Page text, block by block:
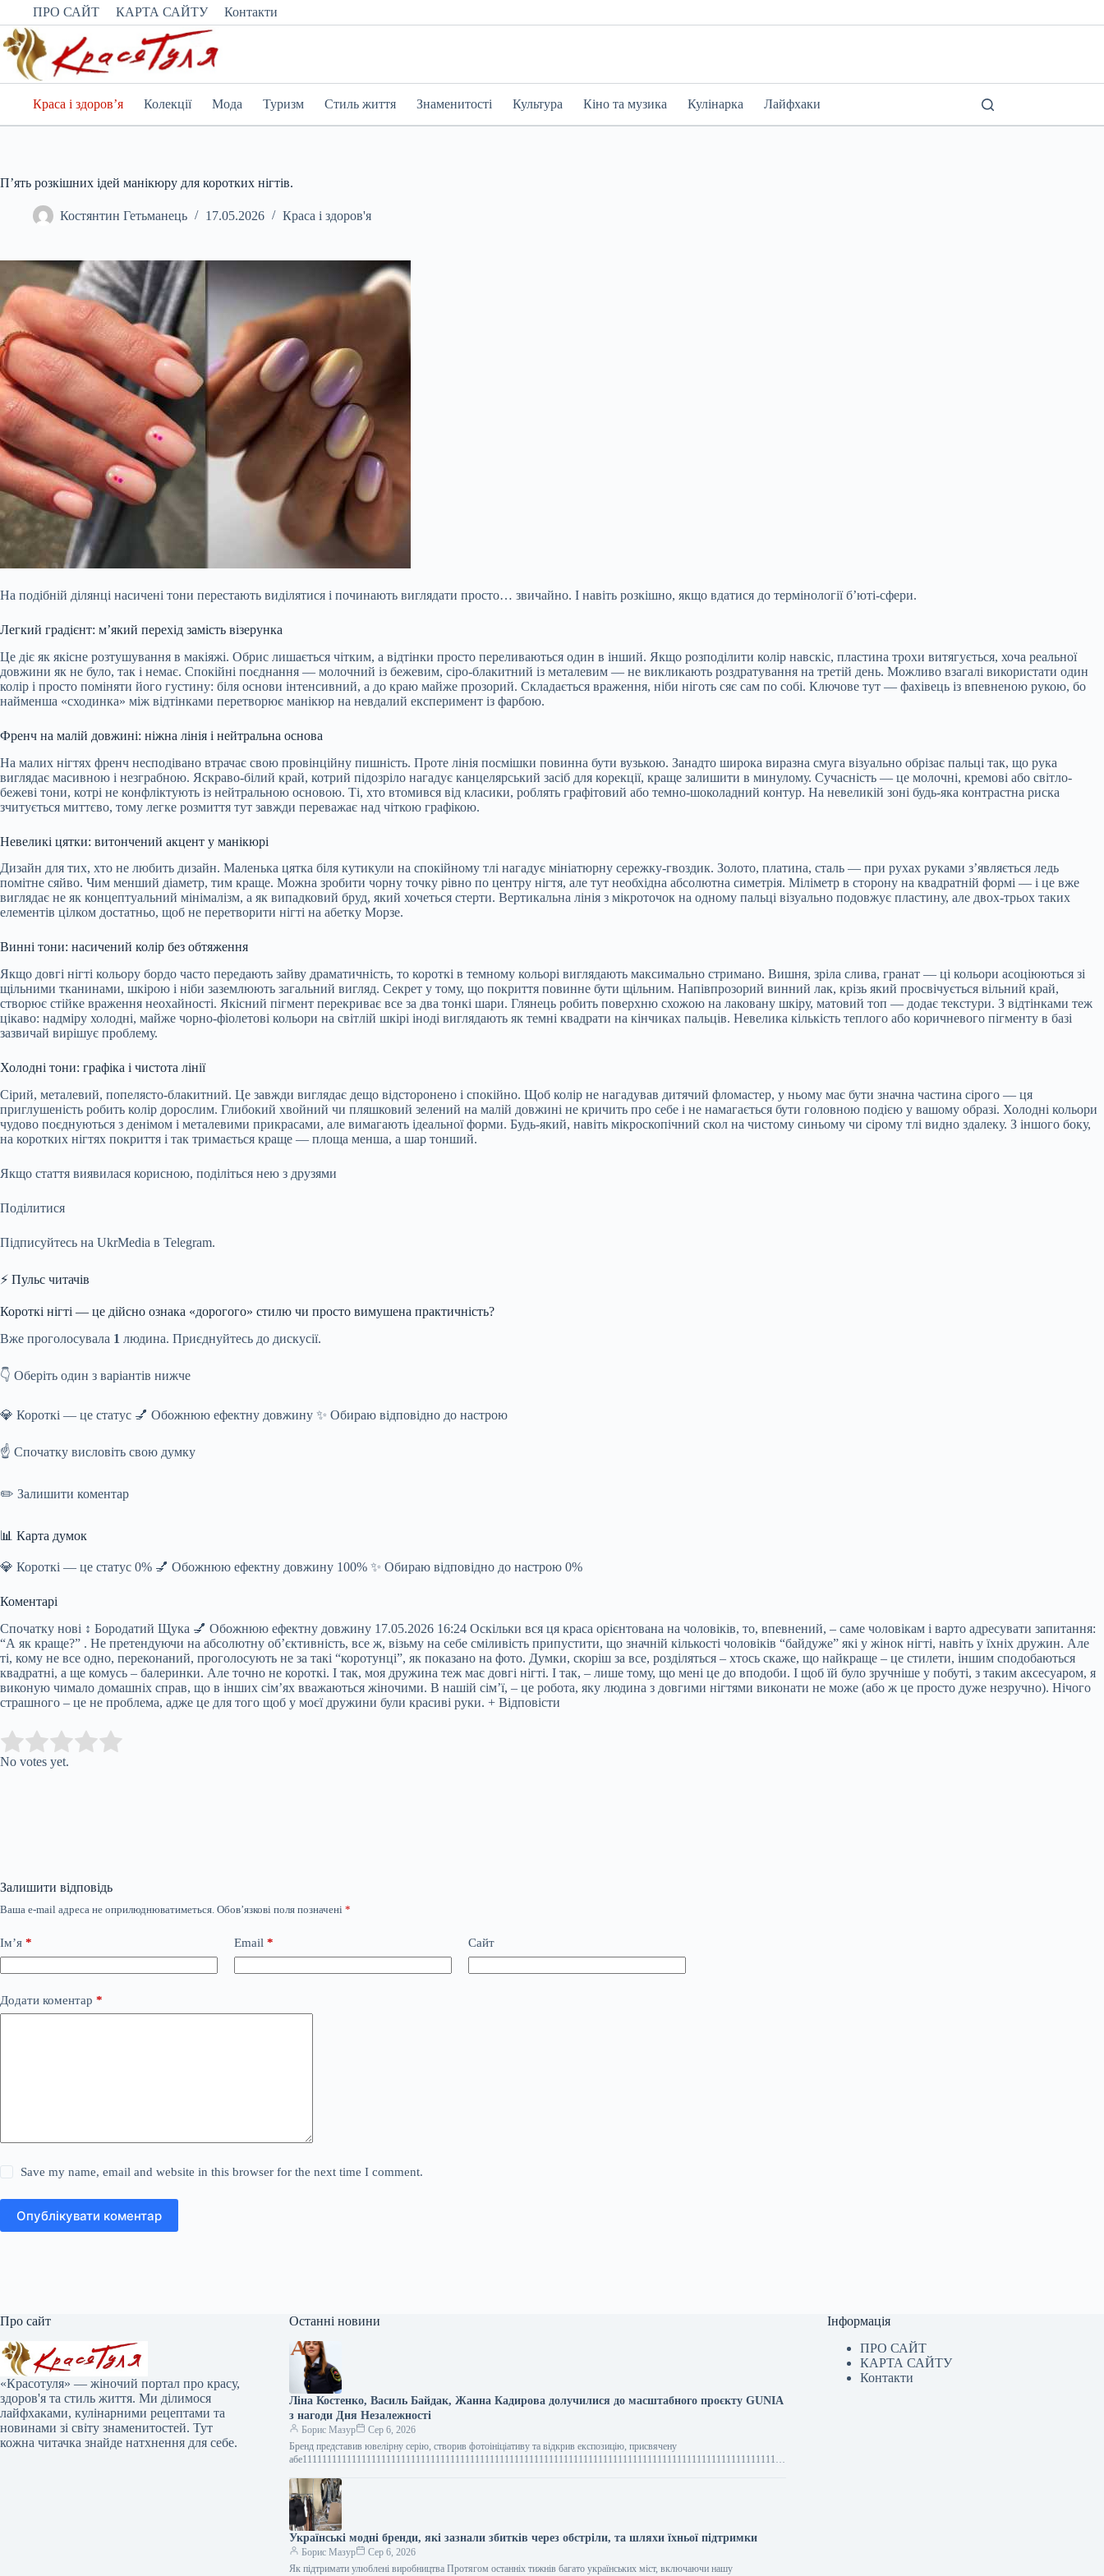
Перейти
вмісту
ПРО САЙТ КАРТА САЙТУ Контакти
Краса і здоров’я Колекції Мода Туризм Стиль життя Знаменитості Культура Кіно та музика Кулінарка Лайфхаки
П’ять розкішних ідей манікюру для коротких нігтів.
Костянтин Гетьманець 17.05.2026 Краса і здоров'я
На подібній ділянці насичені тони перестають виділятися і починають виглядати просто… звичайно. І навіть розкішно, якщо вдатися до термінології б’юті-сфери.
Легкий градієнт: м’який перехід замість візерунка
Це діє як якісне розтушування в макіяжі. Обрис лишається чітким, а відтінки просто переливаються один в інший. Якщо розподілити колір навскіс, пластина трохи витягується, хоча реальної
довжини як не було, так і немає. Спокійні поєднання — молочний із бежевим, сіро-блакитний із металевим — не викликають роздратування на третій день. Можливо взагалі використати один
колір і просто поміняти його густину: біля основи інтенсивний, а до краю майже прозорий. Складається враження, ніби ніготь сяє сам по собі. Ключове тут — фахівець із впевненою рукою, бо
найменша «сходинка» між відтінками перетворює манікюр на невдалий експеримент із фарбою.
Френч на малій довжині: ніжна лінія і нейтральна основа
На малих нігтях френч несподівано втрачає свою провінційну пишність. Проте лінія посмішки повинна бути вузькою. Занадто широка виразна смуга візуально обрізає пальці так, що рука
виглядає масивною і незграбною. Яскраво-білий край, котрий підозріло нагадує канцелярський засіб для корекції, краще залишити в минулому. Сучасність — це молочні, кремові або світло-
бежеві тони, котрі не конфліктують із нейтральною основою. Ті, хто втомився від класики, роблять графітовий або темно-шоколадний контур. На невеликій зоні будь-яка контрастна риска
зчитується миттєво, тому легке розмиття тут завжди переважає над чіткою графікою.
Невеликі цятки: витончений акцент у манікюрі
Дизайн для тих, хто не любить дизайн. Маленька цятка біля кутикули на спокійному тлі нагадує мініатюрну сережку-гвоздик. Золото, платина, сталь — при рухах руками з’являється ледь
помітне сяйво. Чим менший діаметр, тим краще. Можна зробити чорну точку рівно по центру нігтя, але тут необхідна абсолютна симетрія. Міліметр в сторону на квадратній формі — і це вже
виглядає не як концептуальний мінімалізм, а як випадковий бруд, який хочеться стерти. Вертикальна лінія з мікроточок на одному пальці візуально подовжує пластину, але двох-трьох таких
елементів цілком достатньо, щоб не перетворити нігті на абетку Морзе.
Винні тони: насичений колір без обтяження
Якщо довгі нігті кольору бордо часто передають зайву драматичність, то короткі в темному кольорі виглядають максимально стримано. Вишня, зріла слива, гранат — ці кольори асоціюються зі
щільними тканинами, шкірою і ніби заземлюють загальний вигляд. Секрет у тому, що покриття повинне бути щільним. Напівпрозорий винний лак, крізь який просвічується вільний край,
створює стійке враження неохайності. Якісний пігмент перекриває все за два тонкі шари. Глянець робить поверхню схожою на лаковану шкіру, матовий топ — додає текстури. З відтінками теж
цікаво: надміру холодні, майже чорно-фіолетові кольори на світлій шкірі іноді виглядають як темні квадрати на кінчиках пальців. Невелика кількість теплого або коричневого пігменту в базі
зазвичай вирішує проблему.
Холодні тони: графіка і чистота лінії
Сірий, металевий, попелясто-блакитний. Це завжди виглядає дещо відсторонено і спокійно. Щоб колір не нагадував дитячий фломастер, у ньому має бути значна частина сірого — ця
приглушеність робить колір дорослим. Глибокий хвойний чи пляшковий зелений на малій довжині не кричить про себе і не намагається бути головною подією у вашому образі. Холодні кольори
чудово поєднуються з денімом і металевими прикрасами, але вимагають ідеальної форми. Будь-який, навіть мікроскопічний скол на чистому синьому чи сірому тлі видно здалеку. З іншого боку,
на коротких нігтях покриття і так тримається краще — площа менша, а шар тонший.
Якщо стаття виявилася корисною, поділіться нею з друзями
Поділитися
Підписуйтесь на UkrMedia в Telegram.
⚡ Пульс читачів
Короткі нігті — це дійсно ознака «дорогого» стилю чи просто вимушена практичність?
Вже проголосувала 1 людина. Приєднуйтесь до дискусії.
👇 Оберіть один з варіантів нижче
💎 Короткі — це статус 💅 Обожнюю ефектну довжину ✨ Обираю відповідно до настрою
☝️ Спочатку висловіть свою думку
✏️ Залишити коментар
📊 Карта думок
💎 Короткі — це статус 0% 💅 Обожнюю ефектну довжину 100% ✨ Обираю відповідно до настрою 0%
Коментарі
Спочатку нові ↕ Бородатий Щука 💅 Обожнюю ефектну довжину 17.05.2026 16:24 Оскільки вся ця краса орієнтована на чоловіків, то, впевнений, – саме чоловікам і варто адресувати запитання:
“А як краще?” . Не претендуючи на абсолютну об’єктивність, все ж, візьму на себе сміливість припустити, що значній кількості чоловіків “байдуже” які у жінок нігті, навіть у їхніх дружин. Але
ті, кому не все одно, переконаний, проголосують не за такі “коротунці”, як показано на фото. Думки, скоріш за все, розділяться – хтось скаже, що найкраще – це стилети, іншим сподобаються
квадратні, а ще комусь – балеринки. Але точно не короткі. І так, моя дружина теж має довгі нігті. І так, – лише тому, що мені це до вподоби. І щоб їй було зручніше у побуті, з таким аксесуаром, я
виконую чимало домашніх справ, що в інших сім’ях вважаються жіночими. В нашій сім’ї, – це робота, яку людина з довгими нігтями виконати не може (або ж це просто дуже незручно). Нічого
страшного – це не проблема, адже це для того щоб у моєї дружини були красиві руки. + Відповісти
Rate this item:
No votes yet.
Залишити відповідь
Ваша e-mail адреса не оприлюднюватиметься. Обов’язкові поля позначені *
Ім’я * Email * Сайт
Додати коментар *
Save my name, email and website in this browser for the next time I comment.
Опублікувати коментар
Про сайт
«Красотуля» — жіночий портал про красу,
здоров'я та стиль життя. Ми ділимося
лайфхаками, кулінарними рецептами та
новинами зі світу знаменитостей. Тут
кожна читачка знайде натхнення для себе.
Останні новини
Ліна Костенко, Василь Байдак, Жанна Кадирова долучилися до масштабного проєкту GUNIA
з нагоди Дня Незалежності
Борис Мазур
Сер 6, 2026
Бренд представив ювелірну серію, створив фотоініціативу та відкрив експозицію, присвячену абе1111111111111111111111111111111111111111111111111111111111111111111111111111111111111111111111111111111111111111111111111111111111111111111111111111111111111111111111111111111111111111111111111111111111111111111111111111111111111111111111111111111111111111111111111111111111111111111111111111111111111111111111111111111111111111111111111111111111111111111111111111111111111111111111111111111111111111111111111111111111111111111111111111111111111111111111111111111111111111111111111111111111111111111111111111111111111111111111111111111111111111111111111111111111111111111111111111111111111111111111111111111111111111111111111111111111111111111111111111111111111111111111111111111111111111111111111111111111111111111111111111111111111111111111111111111111111111111111111111111111111111111111111111111111111111111111111111111111111111111111111111111111111111111111111111111111111111111111111111111111111111111111111111111111111111111111111111111111111111111111111111111111111111111111111111111111111111111111111111111111111111111111111111111111111111111111111111111111111111111111111111111111111111111111111111111111111111111111111111111111111111111111111111111111111111111111111111111111111111111111111111111111111111111111111111111111111111111111111111111111111111111111111111111111111111111111111111111111111111111111111111111111111111111111111111111111111111111111111111111111111111111111111111111111111111111111111111111111111111111111111111111111111111111111111111111111111111111111111111111111111111111111111111111111111111111111111111111111111111111111111111111111111111111111111111111111111111111111111111111111111111111111111111111111111111111111111111111111111111111111111111111111111111111111111111111111111111111111111111111111111111111111111111111111111111111111111111111111111111111111111111111111111111111111111111111111111111111111111111111111111111111111111111111111111111111111111111111111111111111111111111111111111111111111111111111111111111111111111111111111111111111111111111111111111111111111111111111111111111111111111111111111111111111111111111111111111111111111111111111111111111111111111111111111111111111111111111111111111111111111111111111111111111111111111111111111111111111111111111111111111111111111111111111111111111111111111111111111111111111111111111111111111111111111111111111111111111111111111111111111111111111111111111111111111111111111111111111111111111111111111111111111111111111111111111111111111111111111111111111111111111111111111111111111111111111111111111111111111111111111111111111111111111111111111111111111111111111111111111111111111111111111111111111111111111111111111111111111111111111111111111111111111111111111111111111111111111111111111111111111111111111111111111111111111111111111111111111111111111111111111111111111111111111111111111111111111111111111111111111111111111111111111111111111111111111111111111111111111111111111111111111111111111111111111111111111111111111111111111111111111111111111111111111111111111111111111111111111111111111111111111111111111111111111111111111111111111111111111111111111111111111111111111111111111111111111111111111111111111111111111111111111111111111111111111111111111111111111111111111111111111111111111111111111111111111111111111111111111111111111111111111111111111111111111111111111111111111111111111111111111111111111111111111111111111111111111111111111111111111111111111111111111111111111111111111111111111111111111111111111111111111111111111111111111111111111111111111111111111111111111111111111111111111111111111111111111111111111111111111111111111111111111111111111111111111111111111111111111111111111111111111111111111111111111111111111111111111111111111111111111111111111111111111111111111111111111111111111111111111111111111111111111111111111111111111111111111111111111111111111111111111111111111111111111111111111111111111111111111111111111111111111111111111111111111111111111111111111111111111111111111111111111111111111111111111111111111111111111111111111111111111111111111111111111111111111111111111111111111111111111111111111111111111111111111111111111111111111111111111111111111111111111111111111111111111111111111111111111111111111111111111111111111111111111111111111111111111111111111111111111111111111111111111111111111111111111111111111111111111111111111111111111111111111111111111111111111111111111111111111111111111111111111111111111111111111111111111111111111111111111111111111111111111111111111111111111111111111111111111111111111111111111111111111111111111111111111111111111111111111111111111111111111111111111111111111111111111111111111111111111111111111111111111111111111111111111111111111111111111111111111111111111111111111111111111111111111111111111111111111111111111111111111111111111111111111111111111111111111111111111111111111111111111111111111111111111111111111111111111111111111111111111111111111111111111111111111111111111111111111111111111111111111111111111111111111111111111111111111111111111111111111111111111111111111111111111111111111111111111111111111111111111111111111111111111111111111111111111111111111111111111111111111111111111111111111111111111111111111111111111111111111111111111111111111111111111111111111111111111111111111111111111111111111111111111111111111111111111111111111111111111111111111111111111111111111111111111111111111111111111111111111111111111111111111111111111111111111111111111111111111111111111111111111111111111111111111111111111111111111111111111111111111111111111111111111111111111111111111111111111111111111111111111111111111111111111111111111111111111111111111111111111111111111111111111111111111111111111111111111111111111111111111111111111111111111111111111111111111111111111111111111111111111111111111111111111111111111111111111111111111111111111111111111111111111111111111111111111111111111111111111111111111111111111111111111111111111111111111111111111111111111111111111111111111111111111111111111111111111111111111111111111111111111111111111111111111111111111111111111111111111111111111111111111111111111111111111111111111111111111111111111111111111111111111111111111111111111111111111111111111111111111111111111111111111111111111111111111111111111111111111111111111111111111111111111111111111111111111111111111111111111111111111111111111111111111111111111111111111111111111111111111111111111111111111111111111111111111111111111111111111111111111111111111111111111111111111111111111111111111111111111111111111111111111111111111111111111111111111111111111111111111111111111111111111111111111111111111111111111111111111111111111111111111111111111111111111111111111111111111111111111111111111111111111111111111111111111111111111111111111111111111111111111111111111111111111111111111111111111111111111111111111111111111111111111111111111111111111111111111111111111111111111111111111111111111111111111111111111111111111111111111111111111111111111111111111111111111111111111111111111111111111111111111111111111111111111111111111111111111111111111111111111111111111111111111111111111111111111111111111111111111111111111111111111111111111111111111111111111111111111111111111111111111111111111111111111111111111111111111111111111111111111111111111111111111111111111111111111111111111111111111111111111111111111111111111111111111111111111111111111111111111111111111111111111111111111111111111111111111111111111111111111111111111111111111111111111111111111111111111111111111111111111111111111111111111111111111111111111111111111111111111111111111111111111111111111111111111111111111111111111111111111111111111111111111111111111111111111111111111111111111111111111111111111111111111111111111111111111111111111111111111111111111111111111111111111111111111111111111111111111111111111111111111111111111111111111111111111111111111111111111111111111111111111111111111111111111111111111111111111111111111111111111111111111111111111111111111111111111111111111111111111111111111111111111111111111111111111111111111111111111111111111111111111111111111111111111111111111111111111111111111111111111111111111111111111111111111111111111111111111111111111111111111111111111111111111111111111111111111111111111111111111111111111111111111111111111111111111111111111111111111111111111111111111111111111111111111111111111111111111111111111111111111111111111111111111111111111111111111111111111111111111111111111111111111111111111111111111111111111111111111111111111111111111111111111111111111111111111111111111111111111111111111111111111111111111111111111111111111111111111111111111111111111111111111111111111111111111111111111111111111111111111111111111111111111111111111111111111111111111111111111111111111111111111111111111111111111111111111111111111111111111111111111111111111111111111111111111111111111111111111111111111111111111111111111111111111111111111111111111111111111111111111111111111111111111111111111111111111111111111111111111111111111111111111111111111111111111111111111111111111111111111111111111111111111111111111111111111111111111111111111111111111111111111111111111111111111111111111111111111111111111111111111111111111111111111111111111111111111111111111111111111111111111111111111111111111111111111111111111111111111111111111111111111111111111111111111111111111111111111111111111111111111111111111111111111111111111111111111111111111111111111111111111111111111111111111111111111111111111111111111111111111111111111111111111111111111111111111111111111111111111111111111111111111111111111111111111111111111111111111111111111111111111111111111111111111111111111111111111111111111111111111111111111111111111111111111111111111111111111111111111111111111111111111111111111111111111111111111111111111111111111111111111111111111111111111111111111111111111111111111111111111111111111111111111111111111111111111111111111111111111111111111111111111111111111111111111111111111111111111111111111111111111111111111111111111111111111111111111111111111111111111111111111111111111111111111111111111111111111111111111111111111111111111111111111111111111111111111
Українські модні бренди, які зазнали збитків через обстріли, та шляхи їхньої підтримки
Борис Мазур
Сер 6, 2026
Як підтримати улюблені виробництва Протягом останніх тижнів багато українських міст, включаючи нашу
Інформація
ПРО САЙТ
КАРТА САЙТУ
Контакти